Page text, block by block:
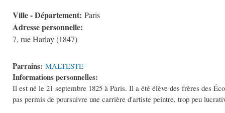
Ville - Département: Paris
Adresse personnelle:
7, rue Harlay (1847)
Parrains: MALTESTE
Informations personnelles:
Il est né le 21 septembre 1825 à Paris. Il a été élève des frères des
pas permis de poursuivre une carrière d'artiste peintre, trop peu